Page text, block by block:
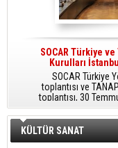
SOCAR Türkiye
Kurulları
SOCAR Türkiye
toplantısı ve
toplantısı, 30
İstanbul’da
KÜLTÜR SANAT